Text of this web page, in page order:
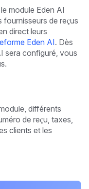
module Eden AI
fournisseurs de reçus
direct leurs
Eden AI. Dès
sera configuré, vous
différents
de reçu, taxes,
clients et les